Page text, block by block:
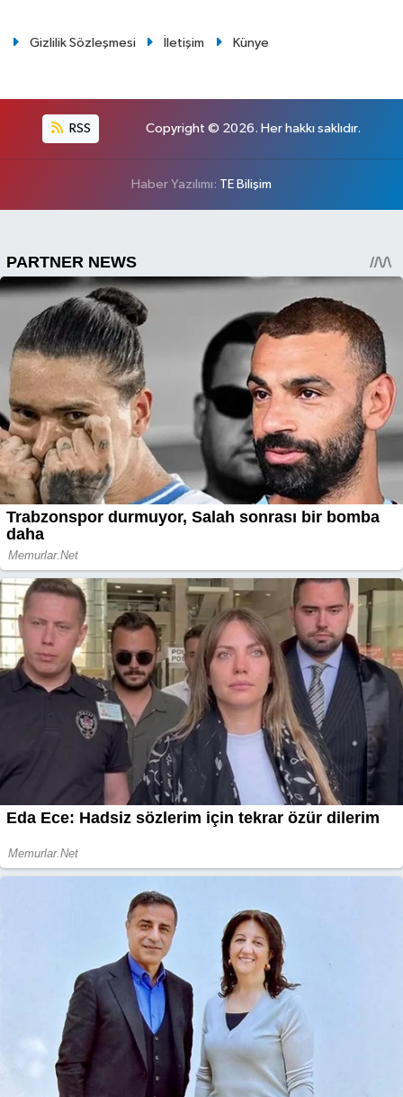
Gizlilik Sözleşmesi İletişim Künye
RSS Copyright © 2026. Her hakkı saklıdır.
Haber Yazılımı: TE Bilişim